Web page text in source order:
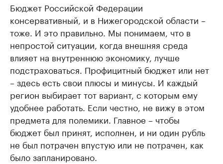
Бюджет Российской Федерации
консервативный, и в Нижегородской области –
тоже. И это правильно. Мы понимаем, что в
непростой ситуации, когда внешняя среда
влияет на внутреннюю экономику, лучше
подстраховаться. Профицитный бюджет или нет
– здесь есть свои плюсы и минусы. И каждый
регион выбирает тот вариант, с которым ему
удобнее работать. Если честно, не вижу в этом
предмета для полемики. Главное – чтобы
бюджет был принят, исполнен, и ни один рубль
не был потрачен впустую или не потрачен, как
было запланировано.